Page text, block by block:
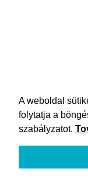
A weboldal
folytatja a
szabályzatot.